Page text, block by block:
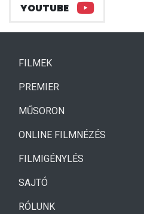
YOUTUBE
FILMEK(CURRENT)
PREMIER
MŰSORON
ONLINE FILMNÉZÉS
FILMIGÉNYLÉS
SAJTÓ
RÓLUNK